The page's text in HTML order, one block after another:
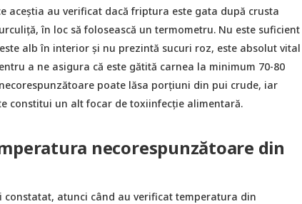
aceștia au verificat dacă friptura este gata după crusta
în loc să folosească un termometru. Nu este suficient
alb în interior şi nu prezintă sucuri roz, este absolut vital
a ne asigura că este gătită carnea la minimum 70-80
poate lăsa porțiuni din pui crude, iar
constitui un alt focar de toxiinfecție alimentară.
necorespunzătoare din
constatat, atunci când au verificat temperatura din